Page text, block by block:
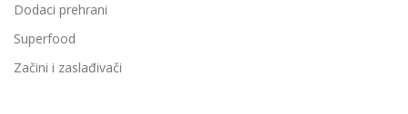
Dodaci prehrani
Superfood
Začini i zaslađivači